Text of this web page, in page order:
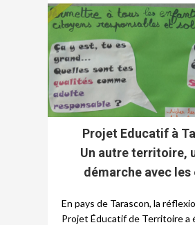
Projet Educatif à
Un autre territoire,
démarche avec les
En pays de Tarascon, la
Projet Éducatif de Territoire a